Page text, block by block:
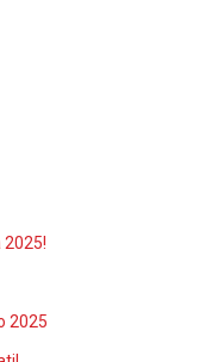
2025!
2025